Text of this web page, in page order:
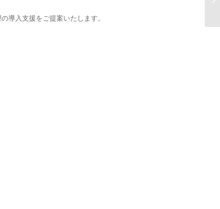
導入支援をご提案いたします。